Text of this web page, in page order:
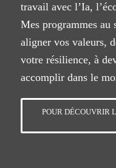
travail avec l’Ia,
Mes programmes au
aligner vos valeurs,
votre résilience, à
accomplir dans le
POUR DÉCOUVRIR